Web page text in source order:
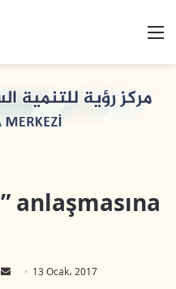
anlaşmasına
F
13 Ocak، 2017